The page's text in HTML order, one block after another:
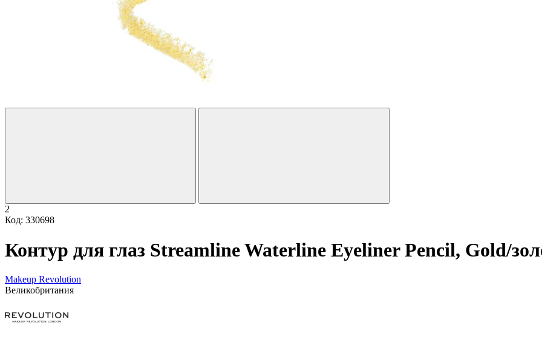
2
Код: 330698
Контур для глаз Streamline Waterline Eyeliner Pencil, Gold/
Makeup Revolution
Великобритания